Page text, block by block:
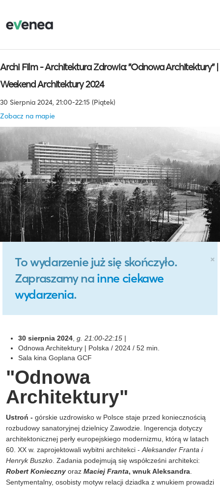
Archi Film - Architektura Zdrowia: "Odnowa Architektury" |
Weekend Architektury 2024
30 Sierpnia 2024, 21:00-22:15 (Piątek)
Zobacz na mapie
×
To wydarzenie już się skończyło.
Zapraszamy na inne ciekawe
wydarzenia.
30 sierpnia 2024, g. 21:00-22:15 |
Odnowa Architektury | Polska / 2024 / 52 min.
Sala kina Goplana GCF
"Odnowa
Architektury"
Ustroń - górskie uzdrowisko w Polsce staje przed koniecznością
rozbudowy sanatoryjnej dzielnicy Zawodzie. Ingerencja dotyczy
architektonicznej perły europejskiego modernizmu, którą w latach
60. XX w. zaprojektowali wybitni architekci -Aleksander Franta i
Henryk Buszko. Zadania podejmują się współcześni architekci:
Robert Konieczny oraz Maciej Franta, wnuk Aleksandra.
Sentymentalny, osobisty motyw relacji dziadka z wnukiem prowadzi